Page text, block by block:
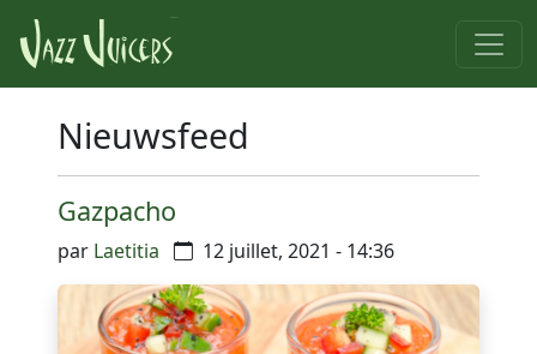
Nieuwsfeed
Gazpacho
par Laetitia 12 juillet, 2021 - 14:36